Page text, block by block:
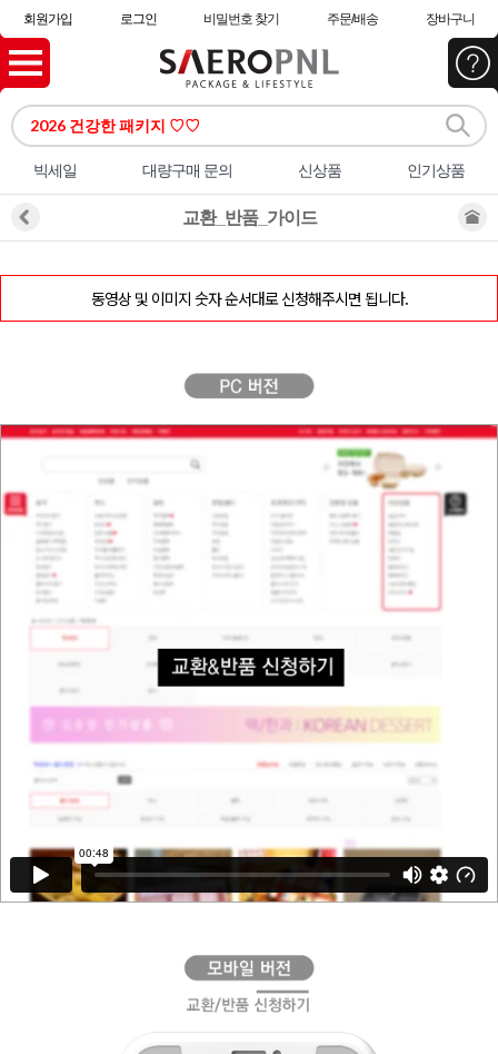
회원가입 로그인 비밀번호 찾기 주문/배송 장바구니
빅세일 대량구매 문의 신상품 인기상품
교환_반품_가이드
동영상 및 이미지 숫자 순서대로 신청해주시면 됩니다.